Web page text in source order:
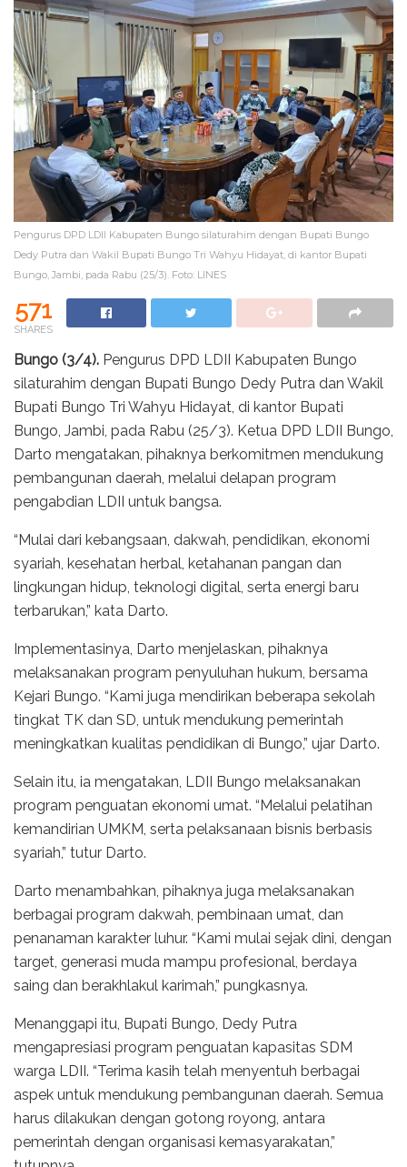
Pengurus DPD LDII Kabupaten Bungo silaturahim dengan Bupati Bungo
Dedy Putra dan Wakil Bupati Bungo Tri Wahyu Hidayat, di kantor Bupati
Bungo, Jambi, pada Rabu (25/3). Foto: LINES
571
SHARES
Bungo (3/4). Pengurus DPD LDII Kabupaten Bungo
silaturahim dengan Bupati Bungo Dedy Putra dan Wakil
Bupati Bungo Tri Wahyu Hidayat, di kantor Bupati
Bungo, Jambi, pada Rabu (25/3). Ketua DPD LDII Bungo,
Darto mengatakan, pihaknya berkomitmen mendukung
pembangunan daerah, melalui delapan program
pengabdian LDII untuk bangsa.
“Mulai dari kebangsaan, dakwah, pendidikan, ekonomi
syariah, kesehatan herbal, ketahanan pangan dan
lingkungan hidup, teknologi digital, serta energi baru
terbarukan,” kata Darto.
Implementasinya, Darto menjelaskan, pihaknya
melaksanakan program penyuluhan hukum, bersama
Kejari Bungo. “Kami juga mendirikan beberapa sekolah
tingkat TK dan SD, untuk mendukung pemerintah
meningkatkan kualitas pendidikan di Bungo,” ujar Darto.
Selain itu, ia mengatakan, LDII Bungo melaksanakan
program penguatan ekonomi umat. “Melalui pelatihan
kemandirian UMKM, serta pelaksanaan bisnis berbasis
syariah,” tutur Darto.
Darto menambahkan, pihaknya juga melaksanakan
berbagai program dakwah, pembinaan umat, dan
penanaman karakter luhur. “Kami mulai sejak dini, dengan
target, generasi muda mampu profesional, berdaya
saing dan berakhlakul karimah,” pungkasnya.
Menanggapi itu, Bupati Bungo, Dedy Putra
mengapresiasi program penguatan kapasitas SDM
warga LDII. “Terima kasih telah menyentuh berbagai
aspek untuk mendukung pembangunan daerah. Semua
harus dilakukan dengan gotong royong, antara
pemerintah dengan organisasi kemasyarakatan,”